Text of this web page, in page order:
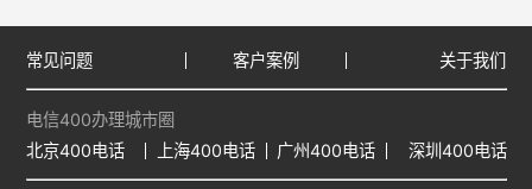
常见问题 客户案例 关于我们
电信400办理城市圈
北京400电话
上海400电话 广州400电话 深圳400电话